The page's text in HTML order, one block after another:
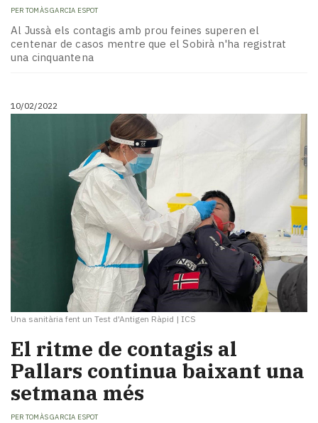
PER TOMÀS GARCIA ESPOT
Al Jussà els contagis amb prou feines superen el
centenar de casos mentre que el Sobirà n'ha registrat
una cinquantena
10/02/2022
Una sanitària fent un Test d'Antigen Ràpid | ICS
El ritme de contagis al
Pallars continua baixant una
setmana més
PER TOMÀS GARCIA ESPOT